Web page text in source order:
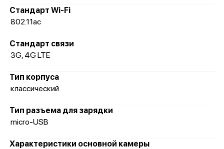
Стандарт Wi-Fi
802.11ac
Стандарт связи
3G, 4G LTE
Тип корпуса
классический
Тип разъема для зарядки
micro-USB
Характеристики основной камеры